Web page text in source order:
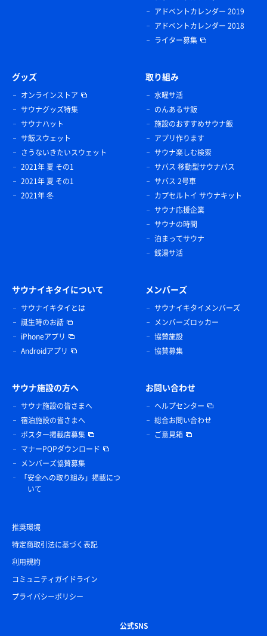
アドベントカレンダー 2019
アドベントカレンダー 2018
ライター募集
グッズ
オンラインストア
サウナグッズ特集
サウナハット
サ飯スウェット
さうないきたいスウェット
2021年 夏 その1
2021年 夏 その1
2021年 冬
取り組み
水曜サ活
のんあるサ飯
施設のおすすめサウナ飯
アプリ作ります
サウナ楽しむ検索
サバス 移動型サウナバス
サバス 2号車
カプセルトイ サウナキット
サウナ応援企業
サウナの時間
泊まってサウナ
銭湯サ活
サウナイキタイについて
サウナイキタイとは
誕生時のお話
iPhoneアプリ
Androidアプリ
メンバーズ
サウナイキタイメンバーズ
メンバーズロッカー
協賛施設
協賛募集
サウナ施設の方へ
サウナ施設の皆さまへ
宿泊施設の皆さまへ
ポスター掲載店募集
マナーPOPダウンロード
メンバーズ協賛募集
「安全への取り組み」掲載につ
いて
お問い合わせ
ヘルプセンター
総合お問い合わせ
ご意見箱
推奨環境
特定商取引法に基づく表記
利用規約
コミュニティガイドライン
プライバシーポリシー
公式SNS